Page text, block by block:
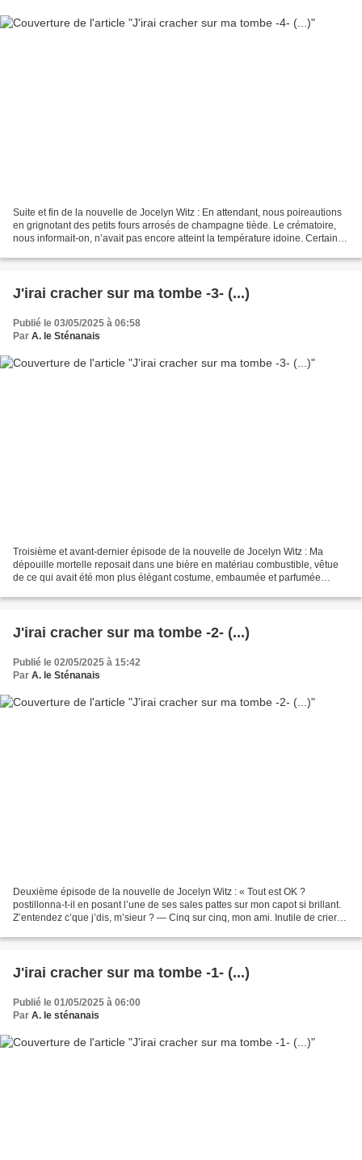
Suite et fin de la nouvelle de Jocelyn Witz : En attendant, nous poireautions
en grignotant des petits fours arrosés de champagne tiède. Le crématoire,
nous informait-on, n’avait pas encore atteint la température idoine. Certains
J'irai cracher sur ma tombe -3- (...)
Publié le 03/05/2025 à 06:58
Par A. le Sténanais
Troisième et avant-dernier épisode de la nouvelle de Jocelyn Witz : Ma
dépouille mortelle reposait dans une bière en matériau combustible, vêtue
de ce qui avait été mon plus élégant costume, embaumée et parfumée
J'irai cracher sur ma tombe -2- (...)
Publié le 02/05/2025 à 15:42
Par A. le Sténanais
Deuxième épisode de la nouvelle de Jocelyn Witz : « Tout est OK ?
postillonna-t-il en posant l’une de ses sales pattes sur mon capot si brillant.
Z’entendez c’que j’dis, m’sieur ? — Cinq sur cinq, mon ami. Inutile de crier
J'irai cracher sur ma tombe -1- (...)
Publié le 01/05/2025 à 06:00
Par A. le sténanais